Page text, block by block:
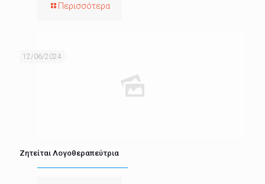
Περισσότερα
12/06/2024
Ζητείται Λογοθεραπεύτρια